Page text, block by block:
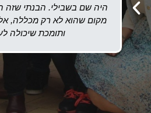
היה שם בשבילי. הבנתי שזה
מקום שהוא לא רק מכללה,
ותומכת שיכולה